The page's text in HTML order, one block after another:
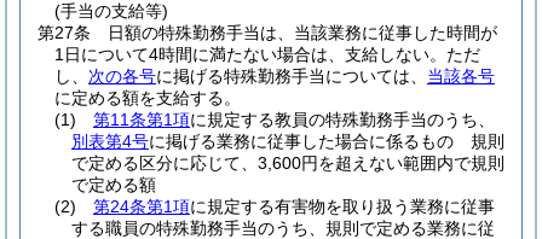
(手当の支給等)
第27条
日額の特殊勤務手当は、当該業務に従事した時間が
1日について4時間に満たない場合は、支給しない。 ただ
し、 次の各号に掲げる特殊勤務手当については、 当該各号
に定める額を支給する。
(1)
第11条第1項に規定する教員の特殊勤務手当のうち、
別表第4号に掲げる業務に従事した場合に係るもの 規則
で定める区分に応じて、3,600円を超えない範囲内で規則
で定める額
(2)
第24条第1項に規定する有害物を取り扱う業務に従事
する職員の特殊勤務手当のうち、規則で定める業務に従